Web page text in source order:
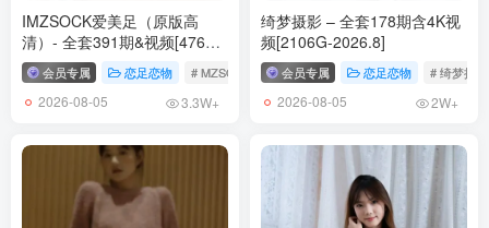
IMZSOCK爱美足（原版高
清）- 全套391期&视频[476G-
2026.8]
会员专属 恋足恋物 # MZSOCK原版 # IMZSOCK爱美足
2026-08-05 3.3W+
绮梦摄影 – 全套178期含4K视
频[2106G-2026.8]
会员专属 恋足恋物 # 绮梦摄影
2026-08-05 2W+